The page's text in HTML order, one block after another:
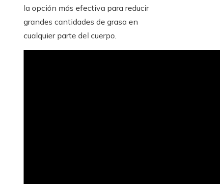
la opción más efectiva para reducir
grandes cantidades de grasa en
cualquier parte del cuerpo.